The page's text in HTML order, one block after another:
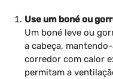
Use um boné ou
Um boné leve ou
a cabeça,
corredor com calor
permitam a